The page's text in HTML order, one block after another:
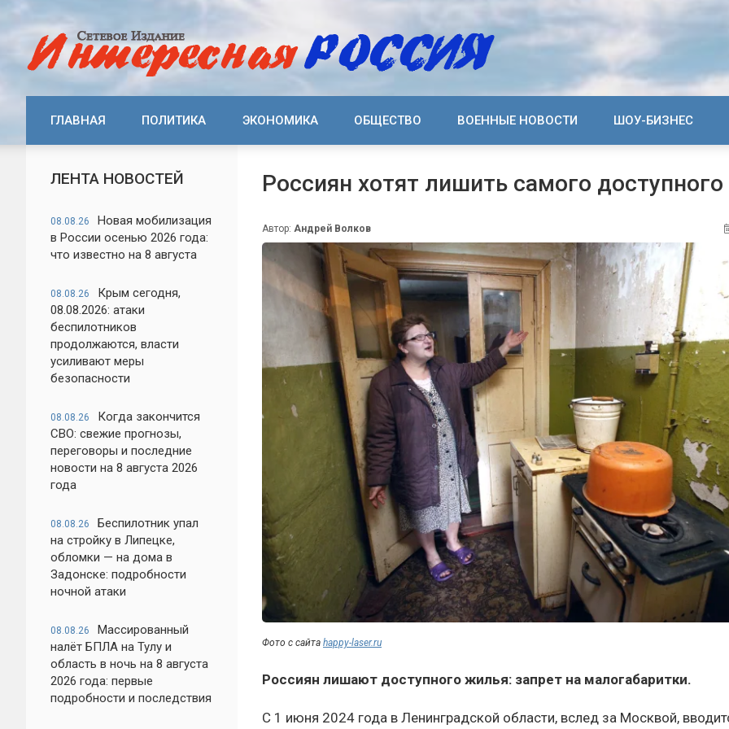
ГЛАВНАЯ ПОЛИТИКА ЭКОНОМИКА ОБЩЕСТВО ВОЕННЫЕ НОВОСТИ ШОУ-БИЗНЕС
ЛЕНТА НОВОСТЕЙ
08.08.26
Новая мобилизация
в России осенью 2026 года:
что известно на 8 августа
08.08.26
Крым сегодня,
08.08.2026: атаки
беспилотников
продолжаются, власти
усиливают меры
безопасности
08.08.26
Когда закончится
СВО: свежие прогнозы,
переговоры и последние
новости на 8 августа 2026
года
08.08.26
Беспилотник упал
на стройку в Липецке,
обломки — на дома в
Задонске: подробности
ночной атаки
08.08.26
Массированный
налёт БПЛА на Тулу и
область в ночь на 8 августа
2026 года: первые
подробности и последствия
Россиян хотят лишить самого
Автор: Андрей Волков
Фото с сайта happy-laser.ru
Россиян лишают доступного жилья: запрет на малогабаритки.
С 1 июня 2024 года в Ленинградской области, вслед за Москвой,